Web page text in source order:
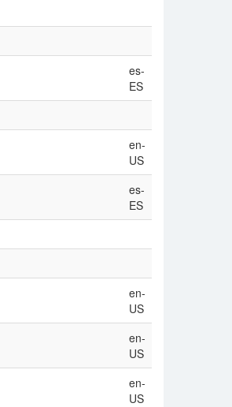
es-
ES
en-
US
es-
ES
en-
US
en-
US
en-
US